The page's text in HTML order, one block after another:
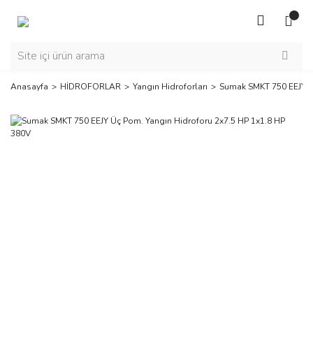
Anasayfa HİDROFORLAR Yangın Hidroforları Sumak SMKT 750